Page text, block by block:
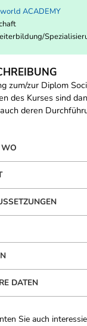
ACADEMY
zum/zur Diplom
des Kurses sind
deren
DATEN
Sie auch